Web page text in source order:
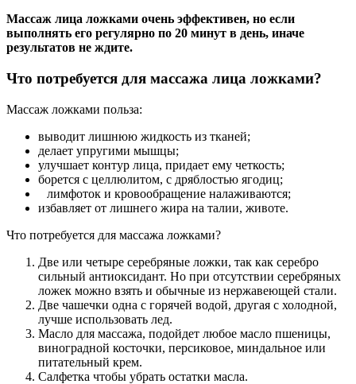
Массаж лица ложками очень эффективен, но если
выполнять его регулярно по 20 минут в день, иначе
результатов не ждите.
Что потребуется для массажа лица ложками?
Массаж ложками польза:
выводит лишнюю жидкость из тканей;
делает упругими мышцы;
улучшает контур лица, придает ему четкость;
борется с целлюлитом, с дряблостью ягодиц;
лимфоток и кровообращение налаживаются;
избавляет от лишнего жира на талии, животе.
Что потребуется для массажа ложками?
Две или четыре серебряные ложки, так как серебро
сильный антиоксидант. Но при отсутствии серебряных
ложек можно взять и обычные из нержавеющей стали.
Две чашечки одна с горячей водой, другая с холодной,
лучше использовать лед.
Масло для массажа, подойдет любое масло пшеницы,
виноградной косточки, персиковое, миндальное или
питательный крем.
Салфетка чтобы убрать остатки масла.